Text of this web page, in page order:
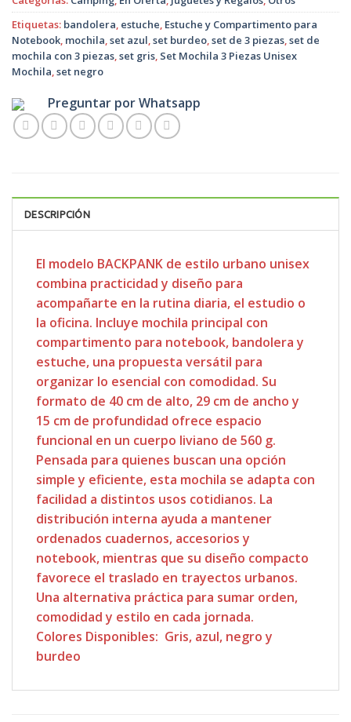
Etiquetas: bandolera, estuche, Estuche y Compartimento para
Notebook, mochila,set azul,set burdeo,set de 3 piezas,set de
mochila con 3 piezas,set gris, Set Mochila 3 Piezas Unisex
Mochila,set negro
Preguntar por Whatsapp
DESCRIPCIÓN
El modelo BACKPANK de estilo urbano unisex
combina practicidad y diseño para
acompañarte en la rutina diaria, el estudio o
la oficina. Incluye mochila principal con
compartimento para notebook, bandolera y
estuche, una propuesta versátil para
organizar lo esencial con comodidad. Su
formato de 40 cm de alto, 29 cm de ancho y
15 cm de profundidad ofrece espacio
funcional en un cuerpo liviano de 560 g.
Pensada para quienes buscan una opción
simple y eficiente, esta mochila se adapta con
facilidad a distintos usos cotidianos. La
distribución interna ayuda a mantener
ordenados cuadernos, accesorios y
notebook, mientras que su diseño compacto
favorece el traslado en trayectos urbanos.
Una alternativa práctica para sumar orden,
comodidad y estilo en cada jornada.
Colores Disponibles: Gris, azul, negro y
burdeo